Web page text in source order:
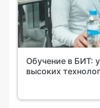
Обучение в БИТ:
высоких